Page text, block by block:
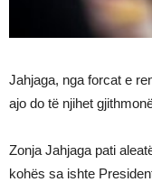
Jahjaga, nga forcat e
ajo do të njihet
Zonja Jahjaga pati
kohës sa ishte